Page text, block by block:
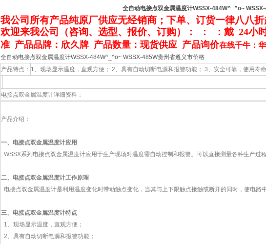
全自动电接点双金属温度计WSSX-484W^_^o~
我公司 所有产品纯原厂供应无经销商；下单、订货一律八八折
欢迎来我公司
（咨询、选型、报价、订购）： ： ： 戴 24小
准 产品品牌：欣久牌 产品数量：现货供应 产品询价在线千牛：
全自动电接点双金属温度计WSSX-484W^_^o~ WSSX-485W贵州省遵义市价格
产品特点： 1、现场显示温度，直观方便； 2、具有自动切断电源和报警功能； 3、安全可靠，使用寿
电接点双金属温度计详细资料：
产品介绍：
一、 电接点双金属温度计应用
WSSX系列电接点双金属温度计应用于生产现场对温度需自动控制和报警。可以直接测量各种生产
二、 电接点双金属温度计工作原理
电接点双金属温度计是利用温度变化时带动触点变化，当其与上下限触点接触或断开的同时，使电路
三、 电接点双金属温度计特点
1、现场显示温度，直观方便；
2、具有自动切断电源和报警功能；